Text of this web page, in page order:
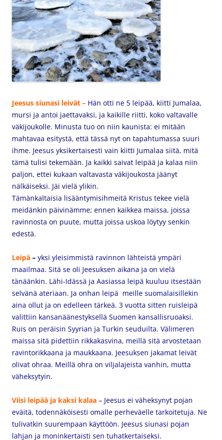
Jeesus siunasi leivät – Hän otti ne 5 leipää, kiitti Jumalaa,
mursi ja antoi jaettavaksi, ja kaikille riitti, koko valtavalle
väkijoukolle. Minusta tuo on niin kaunista: ei mitään
mahtavaa esitystä, että tässä nyt on tapahtumassa suuri
ihme. Jeesus yksikertaisesti vain kiitti Jumalaa siitä, mitä
tämä tulisi tekemään. Ja kaikki saivat leipää ja kalaa niin
paljon, ettei kukaan valtavasta väkijoukosta jäänyt
nälkäiseksi. Jäi vielä ylikin.
Tämänkaltaisia lisääntymisihmeitä Kristus tekee vielä
meidänkin päivinämme; ennen kaikkea maissa, joissa
ravinnosta on puute, mutta joissa uskoa löytyy senkin
edestä.
Leipä – yksi yleisimmistä ravinnon lähteistä ympäri
maailmaa. Sitä se oli Jeesuksen aikana ja on vielä
tänäänkin. Lähi-Idässä ja Aasiassa leipä kuuluu itsestään
selvänä ateriaan. Ja onhan leipä meille suomalaisillekin
aina ollut ja on edelleen tärkeä. 3 vuotta sitten ruisleipä
valittiin kansanäänestyksellä Suomen kansallisruoaksi.
Ruis on peräisin Syyrian ja Turkin seuduilta. Välimeren
maissa sitä pidettiin rikkakasvina, meillä sitä arvostetaan
ravintorikkaana ja maukkaana. Jeesuksen jakamat leivät
olivat ohraa. Meillä ohra on viljalajeista vanhin, mutta
väheksytyin.
Viisi leipää ja kaksi kalaa – Jeesus ei väheksynyt pojan
eväitä, todennäköisesti omalle perheväelle tarkoitetuja. Ne
tulivatkin suurempaan käyttöön. Jeesus siunasi pojan
lahjan ja moninkertaisti sen tuhatkertaiseksi.